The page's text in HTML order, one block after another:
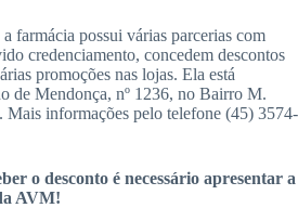
farmácia possui várias parcerias com
credenciamento, concedem descontos
promoções nas lojas. Ela está
de Mendonça, nº 1236, no Bairro M.
informações pelo telefone (45) 3574-
o desconto é necessário apresentar a
AVM!